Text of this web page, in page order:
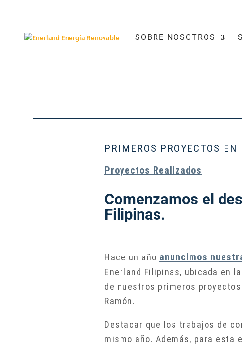
SOBRE NOSOTROS
PRIMEROS PROYECTOS
Proyectos Realizados
Comenzamos el
Filipinas.
Hace un año anuncimos
Enerland Filipinas, ubicada en
de nuestros primeros
Ramón.
Destacar que los trabajos de
mismo año. Además, para